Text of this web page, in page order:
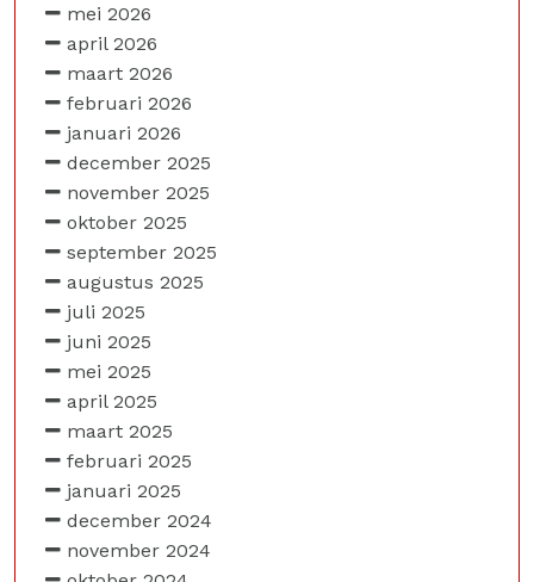
mei 2026
april 2026
maart 2026
februari 2026
januari 2026
december 2025
november 2025
oktober 2025
september 2025
augustus 2025
juli 2025
juni 2025
mei 2025
april 2025
maart 2025
februari 2025
januari 2025
december 2024
november 2024